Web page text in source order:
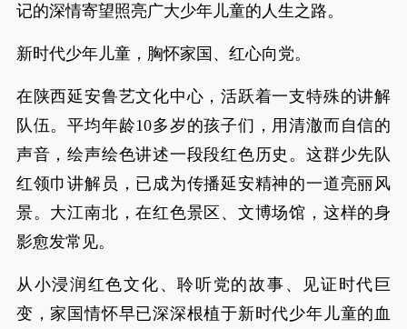
记的深情寄望照亮广大少年儿童的人生之路。
新时代少年儿童，胸怀家国、红心向党。
在陕西延安鲁艺文化中心，活跃着一支特殊的讲解
队伍。平均年龄10多岁的孩子们，用清澈而自信的
声音，绘声绘色讲述一段段红色历史。这群少先队
红领巾讲解员，已成为传播延安精神的一道亮丽风
景。大江南北，在红色景区、文博场馆，这样的身
影愈发常见。
从小浸润红色文化、聆听党的故事、见证时代巨
变，家国情怀早已深深根植于新时代少年儿童的血